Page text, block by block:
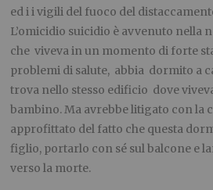
ed i i vigili del fuoco del
L’omicidio suicidio è avvenuto nella
che viveva in un momento di forte
problemi di salute, abbia dormito a
trova nello stesso edificio dove
bambino. Ma avrebbe litigato con la
approfittato del fatto che questa
figlio, portarlo con sé sul balcone e
verso la morte.